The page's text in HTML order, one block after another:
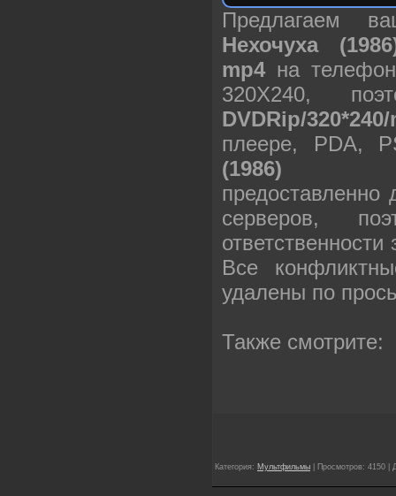
Предлагаем
Нехочуха
mp4 на
320X240,
DVDRip/
плеере, PDA,
(1986)
серверов,
Все
удалены по
Также смотрите:
Категория: Мультфильмы | Просмотров: 4150 |